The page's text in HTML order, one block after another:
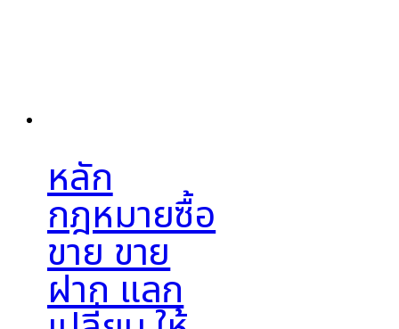
หลัก
กฎหมายซื้อ
ขาย ขาย
ฝาก แลก